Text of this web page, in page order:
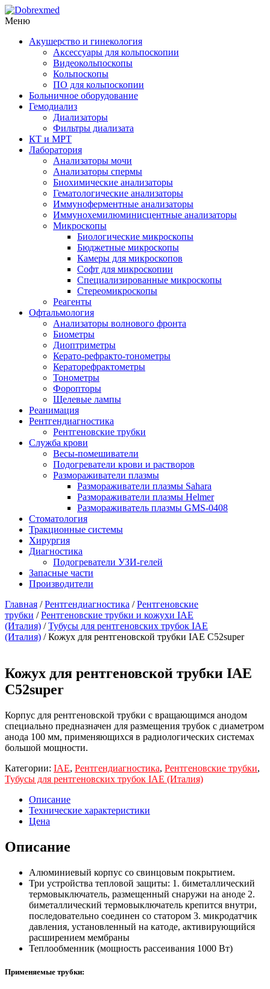
Меню
Акушерство и гинекология
Аксессуары для кольпоскопии
Видеокольпоскопы
Кольпоскопы
ПО для кольпоскопии
Больничное оборудование
Гемодиализ
Диализаторы
Фильтры диализата
КТ и МРТ
Лаборатория
Анализаторы мочи
Анализаторы спермы
Биохимические анализаторы
Гематологические анализаторы
Иммуноферментные анализаторы
Иммунохемилюминисцентные анализаторы
Микроскопы
Биологические микроскопы
Бюджетные микроскопы
Камеры для микроскопов
Софт для микроскопии
Специализированные микроскопы
Стереомикроскопы
Реагенты
Офтальмология
Анализаторы волнового фронта
Биометры
Диоптриметры
Керато-рефракто-тонометры
Кераторефрактометры
Тонометры
Форопторы
Щелевые лампы
Реанимация
Рентгендиагностика
Рентгеновские трубки
Служба крови
Весы-помешиватели
Подогреватели крови и растворов
Размораживатели плазмы
Размораживатели плазмы Sahara
Размораживатели плазмы Helmer
Размораживатель плазмы GMS-0408
Стоматология
Тракционные системы
Хирургия
Диагностика
Подогреватели УЗИ-гелей
Запасные части
Производители
Главная /Рентгендиагностика /Рентгеновские
трубки /Рентгеновские трубки и кожухи IAE
(Италия) /Тубусы для рентгеновских трубок IAE
(Италия) / Кожух для рентгеновской трубки IAE С52super
Кожух для рентгеновской трубки IAE
С52super
Корпус для рентгеновской трубки с вращающимся анодом
специально предназначен для размещения трубок с диаметром
анода 100 мм, применяющихся в радиологических системах
большой мощности.
Категории: IAE, Рентгендиагностика, Рентгеновские трубки,
Тубусы для рентгеновских трубок IAE (Италия)
Описание
Технические характеристики
Цена
Описание
Алюминиевый корпус со свинцовым покрытием.
Три устройства тепловой защиты: 1. биметаллический
термовыключатель, размещенный снаружи на аноде 2.
биметаллический термовыключатель крепится внутри,
последовательно соединен со статором 3. микродатчик
давления, установленный на катоде, активирующийся
расширением мембраны
Теплообменник (мощность рассеивания 1000 Вт)
Применяемые трубки: